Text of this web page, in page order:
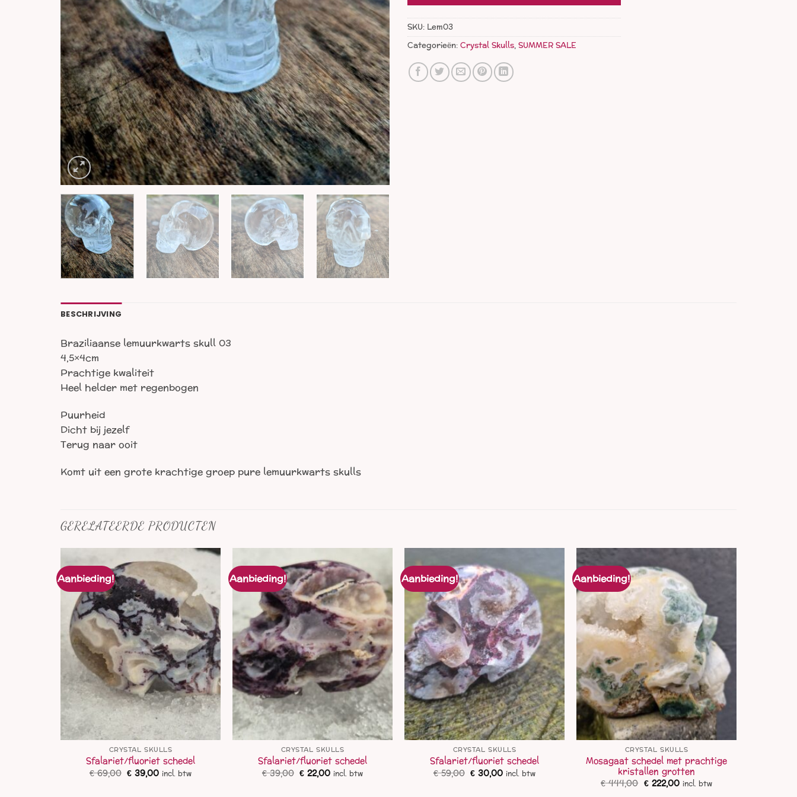
SKU: Lem03
Categorieën:Crystal Skulls,SUMMER SALE
BESCHRIJVING
Braziliaanse lemuurkwarts skull 03
4,5×4cm
Prachtige kwaliteit
Heel helder met regenbogen
Puurheid
Dicht bij jezelf
Terug naar ooit
Komt uit een grote krachtige groep pure lemuurkwarts skulls
GERELATEERDE PRODUCTEN
Aanbieding!
CRYSTAL SKULLS
Sfalariet/fluoriet schedel
€69,00 Oorspronkelijke
prijs
€39,00Huidige
prijs
incl. btw
Aanbieding!
CRYSTAL SKULLS
Sfalariet/fluoriet schedel
€39,00 Oorspronkelijke
prijs
€22,00Huidige
prijs
incl. btw
Aanbieding!
CRYSTAL SKULLS
Sfalariet/fluoriet schedel
€59,00 Oorspronkelijke
prijs
€30,00Huidige
prijs
incl. btw
Aanbieding!
CRYSTAL SKULLS
Mosagaat schedel met prachtige
kristallen grotten
€444,00 Oorspronkelijke
prijs
€222,00Huidige
prijs
incl. btw